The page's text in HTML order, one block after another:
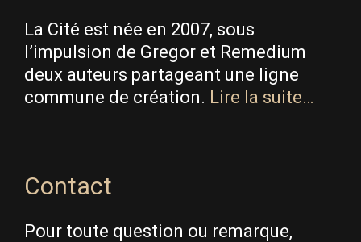
La Cité est née en 2007, sous
l’impulsion de Gregor et Remedium
deux auteurs partageant une ligne
commune de création. Lire la suite…
Contact
Pour toute question ou remarque,